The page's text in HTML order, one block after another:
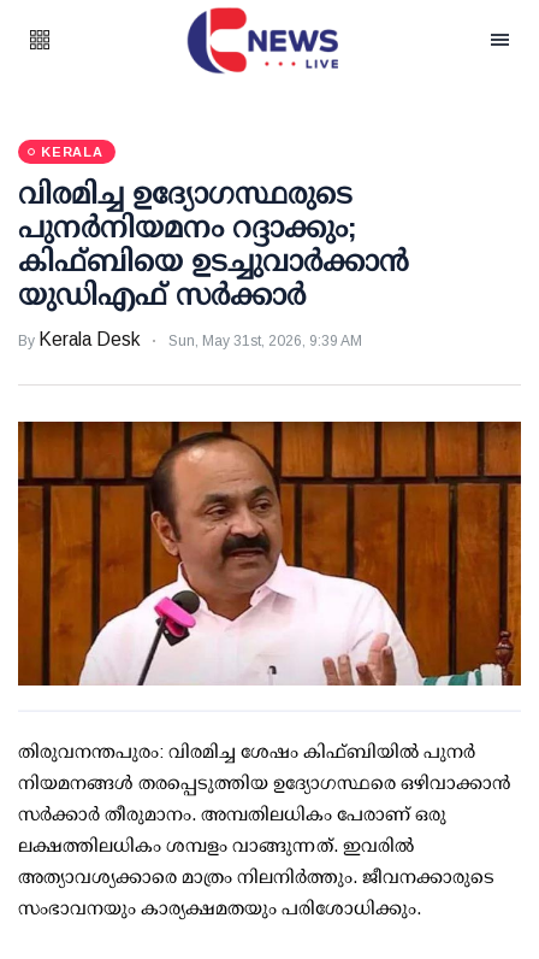
KERALA
വിരമിച്ച ഉദ്യോഗസ്ഥരുടെ
പുനര്‍നിയമനം റദ്ദാക്കും;
കിഫ്ബിയെ ഉടച്ചുവാര്‍ക്കാന്‍
യുഡിഎഫ് സര്‍ക്കാര്‍
By Kerala Desk Sun, May 31st, 2026, 9:39 AM
തിരുവനന്തപുരം: വിരമിച്ച ശേഷം കിഫ്ബിയില്‍ പുനര്‍
നിയമനങ്ങള്‍ തരപ്പെടുത്തിയ ഉദ്യോഗസ്ഥരെ ഒഴിവാക്കാന്‍
സര്‍ക്കാര്‍ തീരുമാനം. അമ്പതിലധികം പേരാണ് ഒരു
ലക്ഷത്തിലധികം ശമ്പളം വാങ്ങുന്നത്. ഇവരില്‍
അത്യാവശ്യക്കാരെ മാത്രം നിലനിര്‍ത്തും. ജീവനക്കാരുടെ
സംഭാവനയും കാര്യക്ഷമതയും പരിശോധിക്കും.